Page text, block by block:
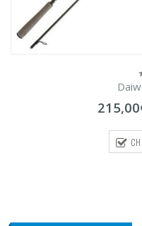
0
5
215,00